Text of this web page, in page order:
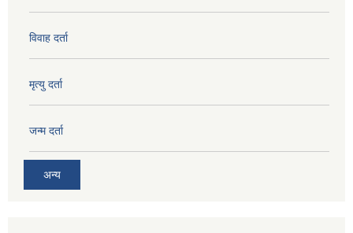
विवाह दर्ता
मृत्यु दर्ता
जन्म दर्ता
अन्य